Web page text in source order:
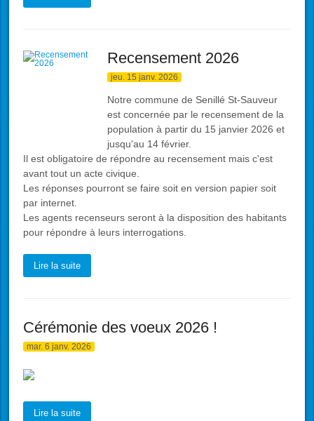
Recensement 2026
jeu. 15 janv. 2026
Notre commune de Senillé St-Sauveur
est concernée par le recensement de la
population à partir du 15 janvier 2026 et
jusqu'au 14 février.
Il est obligatoire de répondre au recensement mais c'est
avant tout un acte civique.
Les réponses pourront se faire soit en version papier soit
par internet.
Les agents recenseurs seront à la disposition des habitants
pour répondre à leurs interrogations.
Lire la suite
Cérémonie des voeux 2026 !
mar. 6 janv. 2026
Lire la suite